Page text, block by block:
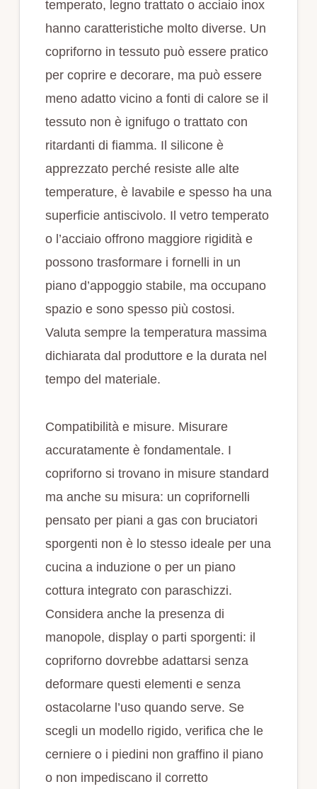
temperato, legno trattato o acciaio inox
hanno caratteristiche molto diverse. Un
copriforno in tessuto può essere pratico
per coprire e decorare, ma può essere
meno adatto vicino a fonti di calore se il
tessuto non è ignifugo o trattato con
ritardanti di fiamma. Il silicone è
apprezzato perché resiste alle alte
temperature, è lavabile e spesso ha una
superficie antiscivolo. Il vetro temperato
o l’acciaio offrono maggiore rigidità e
possono trasformare i fornelli in un
piano d’appoggio stabile, ma occupano
spazio e sono spesso più costosi.
Valuta sempre la temperatura massima
dichiarata dal produttore e la durata nel
tempo del materiale.
Compatibilità e misure. Misurare
accuratamente è fondamentale. I
copriforno si trovano in misure standard
ma anche su misura: un coprifornelli
pensato per piani a gas con bruciatori
sporgenti non è lo stesso ideale per una
cucina a induzione o per un piano
cottura integrato con paraschizzi.
Considera anche la presenza di
manopole, display o parti sporgenti: il
copriforno dovrebbe adattarsi senza
deformare questi elementi e senza
ostacolarne l’uso quando serve. Se
scegli un modello rigido, verifica che le
cerniere o i piedini non graffino il piano
o non impediscano il corretto